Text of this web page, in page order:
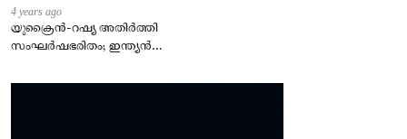
4 years ago
യുക്രൈന്‍-റഷ്യ അതിർത്തി
സംഘർഷഭരിതം; ഇന്ത്യന്‍